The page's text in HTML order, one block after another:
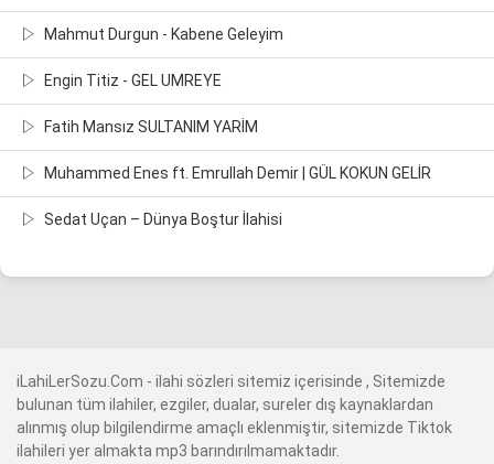
Mahmut Durgun - Kabene Geleyim
Engin Titiz - GEL UMREYE
Fatih Mansız SULTANIM YARİM
Muhammed Enes ft. Emrullah Demir | GÜL KOKUN GELİR
Sedat Uçan – Dünya Boştur İlahisi
iLahiLerSozu.Com - ilahi sözleri sitemiz içerisinde , Sitemizde
bulunan tüm ilahiler, ezgiler, dualar, sureler dış kaynaklardan
alınmış olup bilgilendirme amaçlı eklenmiştir, sitemizde Tiktok
ilahileri yer almakta mp3 barındırılmamaktadır.